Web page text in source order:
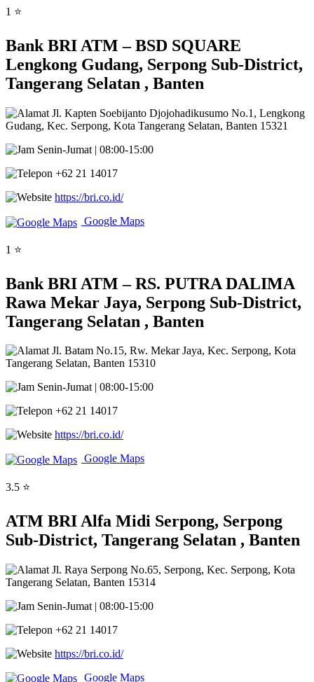
1 ⭐
Bank BRI ATM – BSD SQUARE
Lengkong Gudang, Serpong Sub-District,
Tangerang Selatan , Banten
Jl. Kapten Soebijanto Djojohadikusumo No.1, Lengkong
Gudang, Kec. Serpong, Kota Tangerang Selatan, Banten 15321
Senin-Jumat | 08:00-15:00
+62 21 14017
https://bri.co.id/
Google Maps
1 ⭐
Bank BRI ATM – RS. PUTRA DALIMA
Rawa Mekar Jaya, Serpong Sub-District,
Tangerang Selatan , Banten
Jl. Batam No.15, Rw. Mekar Jaya, Kec. Serpong, Kota
Tangerang Selatan, Banten 15310
Senin-Jumat | 08:00-15:00
+62 21 14017
https://bri.co.id/
Google Maps
3.5 ⭐
ATM BRI Alfa Midi Serpong, Serpong
Sub-District, Tangerang Selatan , Banten
Jl. Raya Serpong No.65, Serpong, Kec. Serpong, Kota
Tangerang Selatan, Banten 15314
Senin-Jumat | 08:00-15:00
+62 21 14017
https://bri.co.id/
Google Maps